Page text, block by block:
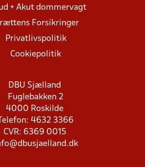
+ Akut dommervagt
Forsikringer
Privatlivspolitik
Cookiepolitik
DBU Sjælland
Fuglebakken 2
4000 Roskilde
Telefon: 4632 3366
CVR: 6369 0015